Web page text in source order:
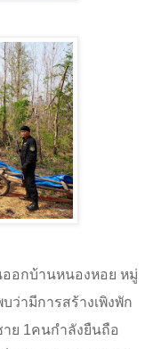
ออกบ้านหนองหอย หมู่
ว่ามีการสร้างเพิงพัก
ย 1คนกำลังยืนถือ